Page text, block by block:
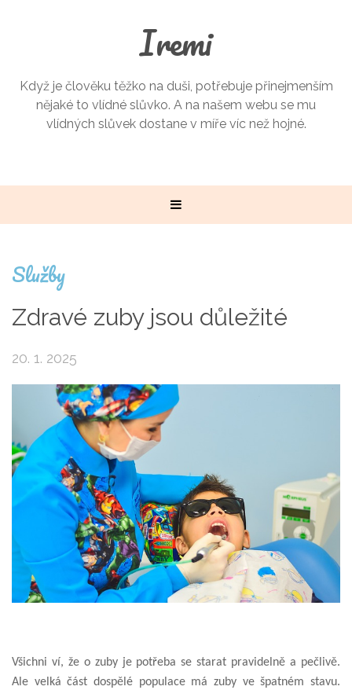
Iremi
Když je člověku těžko na duši, potřebuje přinejmenším
nějaké to vlídné slůvko. A na našem webu se mu
vlídných slůvek dostane v míře víc než hojné.
Služby
Zdravé zuby jsou důležité
20. 1. 2025
Všichni ví, že o zuby je potřeba se starat pravidelně a pečlivě.
Ale velká část dospělé populace má zuby ve špatném stavu.